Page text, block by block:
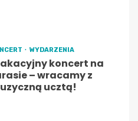
WYDARZENIA
koncert na
– wracamy z
ucztą!